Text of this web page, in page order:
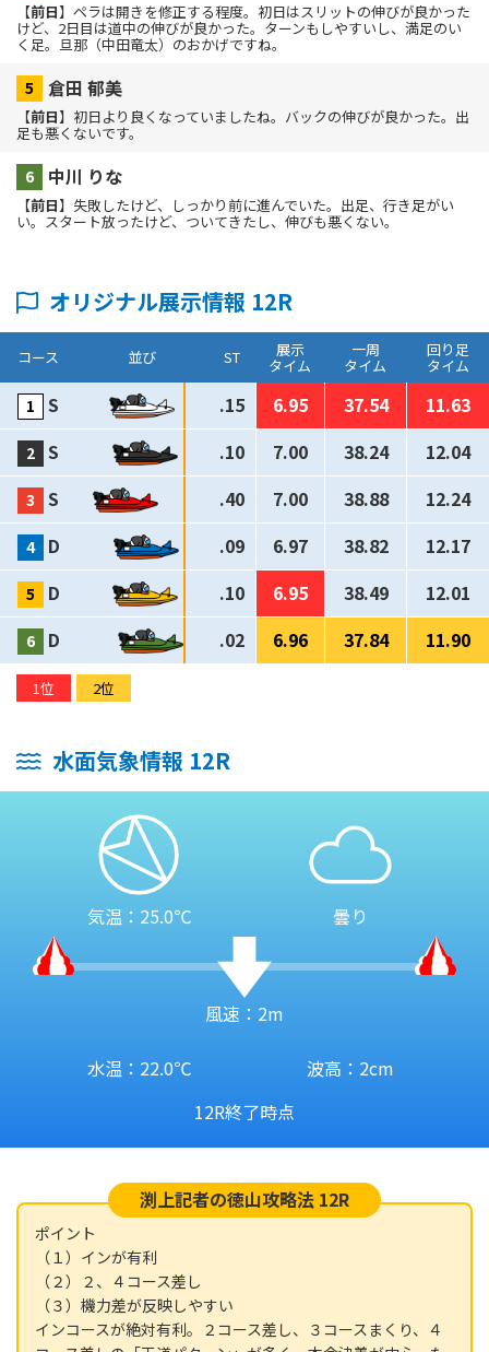
【前日】ペラは開きを修正する程度。初日はスリットの伸びが良かった
けど、2日目は道中の伸びが良かった。ターンもしやすいし、満足のい
く足。旦那（中田竜太）のおかげですね。
倉田 郁美
【前日】初日より良くなっていましたね。バックの伸びが良かった。出
足も悪くないです。
中川 りな
【前日】失敗したけど、しっかり前に進んでいた。出足、行き足がい
い。スタート放ったけど、ついてきたし、伸びも悪くない。
オリジナル展示情報 12R
コース 並び ST 展示
タイム
一周
タイム
回り足
タイム
S .15 6.95 37.54
11.63
S
.10 7.00 38.24
12.04
S
.40 7.00 38.88
12.24
D
.09 6.97 38.82
12.17
D
.10 6.95 38.49
12.01
D
.02 6.96 37.84 11.90
1位 2位
水面気象情報 12R
気温：25.0℃ 曇り
風速：2m
水温：22.0℃
波高：2cm
12R終了時点
渕上記者の徳山攻略法 12R
ポイント
（１）インが有利
（２）２、４コース差し
（３）機力差が反映しやすい
インコースが絶対有利。２コース差し、３コースまくり、４